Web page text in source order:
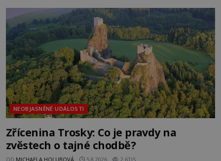
následovat. Vstupujeme na pláž Dumas ve městě
Surat. Gu
NEOBJASNĚNÉ UDÁLOSTI
Zřícenina Trosky: Co je pravdy na
zvěstech o tajné chodbě?
OD MICHAELA HOLUBOVÁ 5.8.2026 2.6TIS